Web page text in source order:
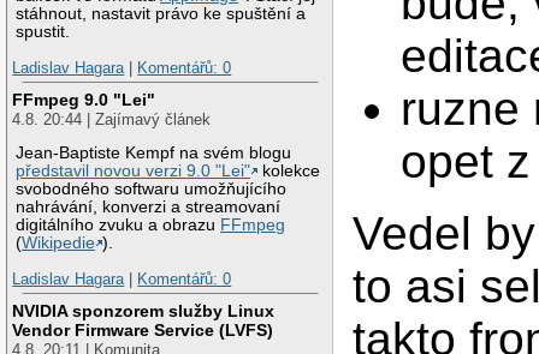
stáhnout, nastavit právo ke spuštění a
spustit.
Ladislav Hagara| Komentářů: 0
FFmpeg 9.0 "Lei"
4.8. 20:44 | Zajímavý článek
Jean-Baptiste Kempf na svém blogu
představil novou verzi 9.0 "Lei"
kolekce
svobodného softwaru umožňujícího
nahrávání, konverzi a streamovaní
digitálního zvuku a obrazu FFmpeg
(Wikipedie ).
Ladislav Hagara| Komentářů: 0
NVIDIA sponzorem služby Linux
Vendor Firmware Service (LVFS)
4.8. 20:11 | Komunita
ruzne
opet
Vedel
to asi
takto